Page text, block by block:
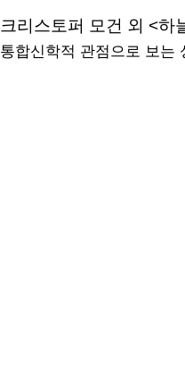
크리스토퍼 모건 외 <하
통합신학적 관점으로 보는